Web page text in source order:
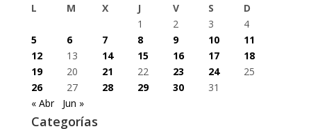
L
M X J V S
D
1
2 3
4
5
6 7 8 9 10
11
12
13 14 15 16 17
18
19
20 21 22 23 24
25
26
27 28 29 30
31
« Abr
Jun »
Categorías